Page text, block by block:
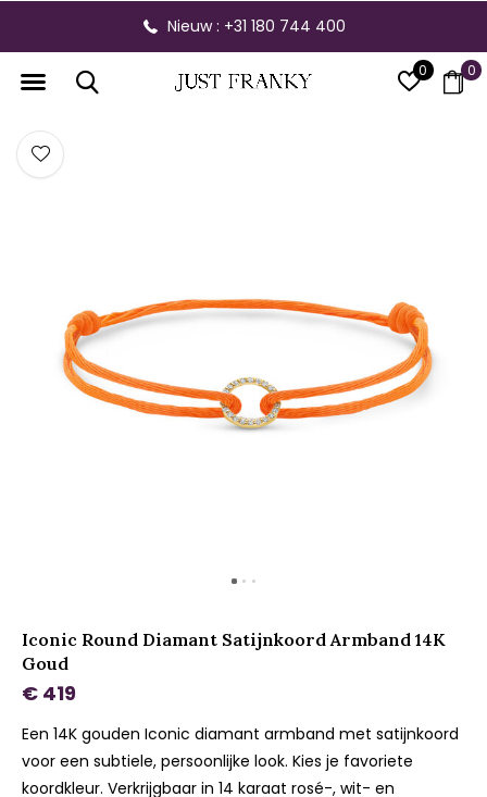
0 0
Nieuw : +31 180 744 400
Iconic Round Diamant Satijnkoord Armband 14K
Goud
€ 419
Een 14K gouden Iconic diamant armband met satijnkoord
voor een subtiele, persoonlijke look. Kies je favoriete
koordkleur. Verkrijgbaar in 14 karaat rosé-, wit- en